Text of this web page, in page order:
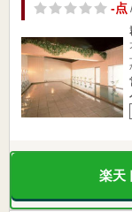
-点/
楽天